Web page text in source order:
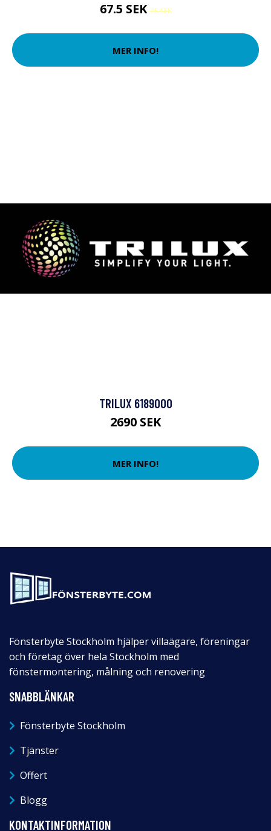
67.5 SEK75 SEK
MER INFO!
TRILUX 6189000
2690 SEK
MER INFO!
Fönsterbyte Stockholm hjälper villaägare, föreningar
och företag över hela Stockholm med
fönstermontering, målning och renovering
SNABBLÄNKAR
Fönsterbyte Stockholm
Tjänster
Offert
Blogg
KONTAKTINFORMATION